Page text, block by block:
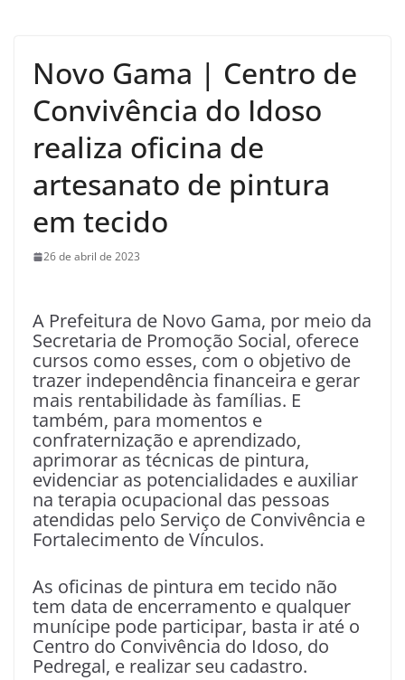
Novo Gama | Centro de
Convivência do Idoso
realiza oficina de
artesanato de pintura
em tecido
26 de abril de 2023
A Prefeitura de Novo Gama, por meio da
Secretaria de Promoção Social, oferece
cursos como esses, com o objetivo de
trazer independência financeira e gerar
mais rentabilidade às famílias. E
também, para momentos e
confraternização e aprendizado,
aprimorar as técnicas de pintura,
evidenciar as potencialidades e auxiliar
na terapia ocupacional das pessoas
atendidas pelo Serviço de Convivência e
Fortalecimento de Vínculos.
As oficinas de pintura em tecido não
tem data de encerramento e qualquer
munícipe pode participar, basta ir até o
Centro do Convivência do Idoso, do
Pedregal, e realizar seu cadastro.